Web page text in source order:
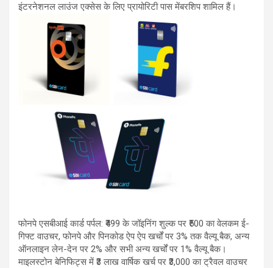
इंटरनेशनल लाउंज एक्सेस के लिए प्रायोरिटी पास मेंबरशिप शामिल हैं।
फोनपे एसबीआई कार्ड पर्पल: ₹499 के जॉइनिंग शुल्क पर ₹500 का वेलकम ई-
गिफ्ट वाउचर, फोनपे और पिनकोड ऐप ऐप खर्चों पर 3% तक वैल्यू बैक, अन्य
ऑनलाइन लेन-देन पर 2% और सभी अन्य खर्चों पर 1% वैल्यू बैक।
माइलस्टोन बेनिफिट्स में ₹3 लाख वार्षिक खर्च पर ₹3,000 का ट्रैवल वाउचर